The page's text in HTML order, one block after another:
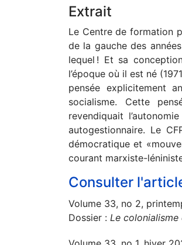
Extrait
Le Centre de formation
de la gauche des
lequel ! Et sa
l’époque où il est né
pensée explicitement
socialisme. Cette
revendiquait
autogestionnaire. Le
démocratique et
courant marxiste-
Consulter
Volume 33, no 2,
Dossier : Le